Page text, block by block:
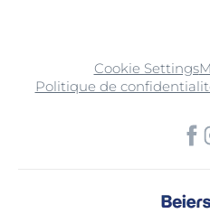
Cookie Settings
Politique de